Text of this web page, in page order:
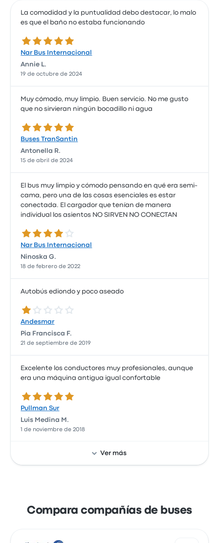
La comodidad y la puntualidad debo destacar, lo malo
es que el baño no estaba funcionando
5.0 de 5 estrellas
Nar Bus Internacional
Annie L.
19 de octubre de 2024
Muy cómodo, muy limpio. Buen servicio. No me gusto
que no sirvieran ningún bocadillo ni agua
5.0 de 5 estrellas
Buses TranSantin
Antonella R.
15 de abril de 2024
El bus muy limpio y cómodo pensando en qué era semi-
cama, pero una de las cosas esenciales es estar
conectada. El cargador que tenían de manera
individual los asientos NO SIRVEN NO CONECTAN
4.0 de 5 estrellas
Nar Bus Internacional
Ninoska G.
18 de febrero de 2022
Autobús ediondo y poco aseado
1.0 de 5 estrellas
Andesmar
Pia Francisca F.
21 de septiembre de 2019
Excelente los conductores muy profesionales, aunque
era una máquina antigua igual confortable
5.0 de 5 estrellas
Pullman Sur
Luis Medina M.
1 de noviembre de 2018
Ver más
Compara compañías de buses